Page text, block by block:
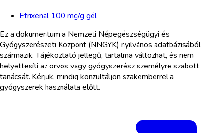
Etrixenal 100 mg/g gél
Ez a dokumentum a Nemzeti Népegészségügyi és
Gyógyszerészeti Központ (NNGYK) nyilvános adatbázisából
származik. Tájékoztató jellegű, tartalma változhat, és nem
helyettesíti az orvos vagy gyógyszerész személyre szabott
tanácsát. Kérjük, mindig konzultáljon szakemberrel a
gyógyszerek használata előtt.